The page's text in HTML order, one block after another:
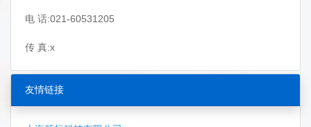
电 话:021-60531205
传 真:x
友情链接